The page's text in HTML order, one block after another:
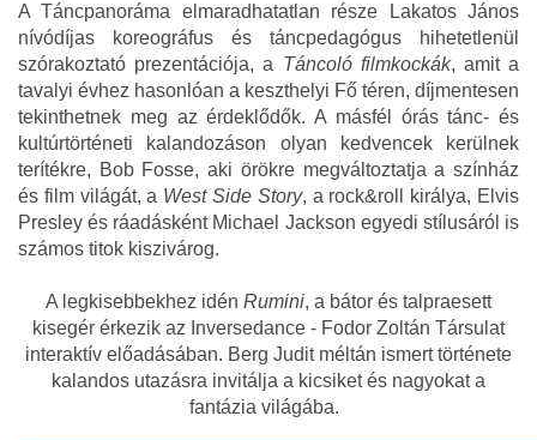
A Táncpanoráma elmaradhatatlan része Lakatos János
nívódíjas koreográfus és táncpedagógus hihetetlenül
szórakoztató prezentációja, a Táncoló filmkockák, amit a
tavalyi évhez hasonlóan a keszthelyi Fő téren, díjmentesen
tekinthetnek meg az érdeklődők. A másfél órás tánc- és
kultúrtörténeti kalandozáson olyan kedvencek kerülnek
terítékre, Bob Fosse, aki örökre megváltoztatja a színház
és film világát, a West Side Story, a rock&roll királya, Elvis
Presley és ráadásként Michael Jackson egyedi stílusáról is
számos titok kiszivárog.
A legkisebbekhez idén Rumini, a bátor és talpraesett
kisegér érkezik az Inversedance - Fodor Zoltán Társulat
interaktív előadásában. Berg Judit méltán ismert története
kalandos utazásra invitálja a kicsiket és nagyokat a
fantázia világába.